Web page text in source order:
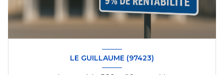
LE GUILLAUME (97423)